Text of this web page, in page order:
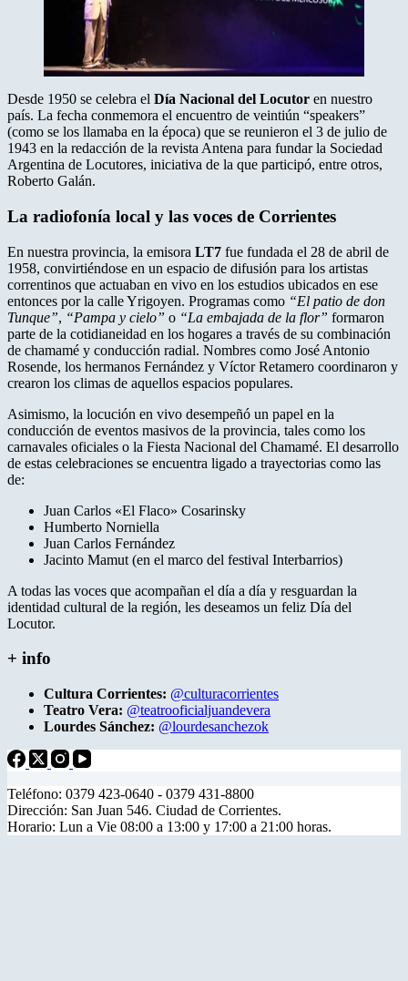
Desde 1950 se celebra el Día Nacional del Locutor en nuestro
país. La fecha conmemora el encuentro de veintiún “speakers”
(como se los llamaba en la época) que se reunieron el 3 de julio de
1943 en la redacción de la revista Antena para fundar la Sociedad
Argentina de Locutores, iniciativa de la que participó, entre otros,
Roberto Galán.
La radiofonía local y las voces de Corrientes
En nuestra provincia, la emisora LT7 fue fundada el 28 de abril de
1958, convirtiéndose en un espacio de difusión para los artistas
correntinos que actuaban en vivo en los estudios ubicados en ese
entonces por la calle Yrigoyen. Programas como “El patio de don
Tunque”, “Pampa y cielo” o “La embajada de la flor” formaron
parte de la cotidianeidad en los hogares a través de su combinación
de chamamé y conducción radial. Nombres como José Antonio
Rosende, los hermanos Fernández y Víctor Retamero coordinaron y
crearon los climas de aquellos espacios populares.
Asimismo, la locución en vivo desempeñó un papel en la
conducción de eventos masivos de la provincia, tales como los
carnavales oficiales o la Fiesta Nacional del Chamamé. El desarrollo
de estas celebraciones se encuentra ligado a trayectorias como las
de:
Juan Carlos «El Flaco» Cosarinsky
Humberto Norniella
Juan Carlos Fernández
Jacinto Mamut (en el marco del festival Interbarrios)
A todas las voces que acompañan el día a día y resguardan la
identidad cultural de la región, les deseamos un feliz Día del
Locutor.
+ info
Cultura Corrientes: @culturacorrientes
Teatro Vera: @teatrooficialjuandevera
Lourdes Sánchez: @lourdesanchezok
Teléfono: 0379 423-0640 - 0379 431-8800
Dirección: San Juan 546. Ciudad de Corrientes.
Horario: Lun a Vie 08:00 a 13:00 y 17:00 a 21:00 horas.